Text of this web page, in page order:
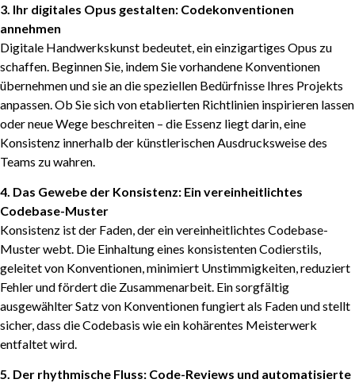
3. Ihr digitales Opus gestalten: Codekonventionen
annehmen
Digitale Handwerkskunst bedeutet, ein einzigartiges Opus zu
schaffen. Beginnen Sie, indem Sie vorhandene Konventionen
übernehmen und sie an die speziellen Bedürfnisse Ihres Projekts
anpassen. Ob Sie sich von etablierten Richtlinien inspirieren lassen
oder neue Wege beschreiten – die Essenz liegt darin, eine
Konsistenz innerhalb der künstlerischen Ausdrucksweise des
Teams zu wahren.
4. Das Gewebe der Konsistenz: Ein vereinheitlichtes
Codebase-Muster
Konsistenz ist der Faden, der ein vereinheitlichtes Codebase-
Muster webt. Die Einhaltung eines konsistenten Codierstils,
geleitet von Konventionen, minimiert Unstimmigkeiten, reduziert
Fehler und fördert die Zusammenarbeit. Ein sorgfältig
ausgewählter Satz von Konventionen fungiert als Faden und stellt
sicher, dass die Codebasis wie ein kohärentes Meisterwerk
entfaltet wird.
5. Der rhythmische Fluss: Code-Reviews und automatisierte